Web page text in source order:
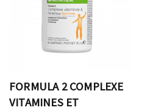
FORMULA 2 COMPLEXE
VITAMINES ET